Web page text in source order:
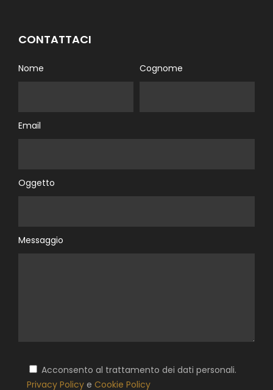
CONTATTACI
Nome Cognome
Email
Oggetto
Messaggio
Acconsento al trattamento dei dati personali.
Privacy Policy e Cookie Policy